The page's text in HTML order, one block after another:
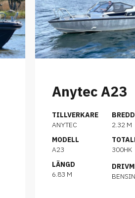
Anytec A23
TILLVERKARE
ANYTEC
MODELL
A23
LÄNGD
6.83 M
BREDD
2.32 M
300HK
BENSIN